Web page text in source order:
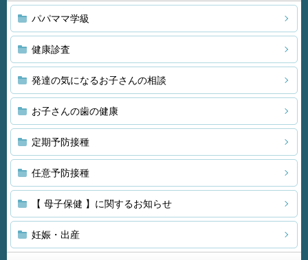
パパママ学級
健康診査
発達の気になるお子さんの相談
お子さんの歯の健康
定期予防接種
任意予防接種
【 母子保健 】に関するお知らせ
妊娠・出産